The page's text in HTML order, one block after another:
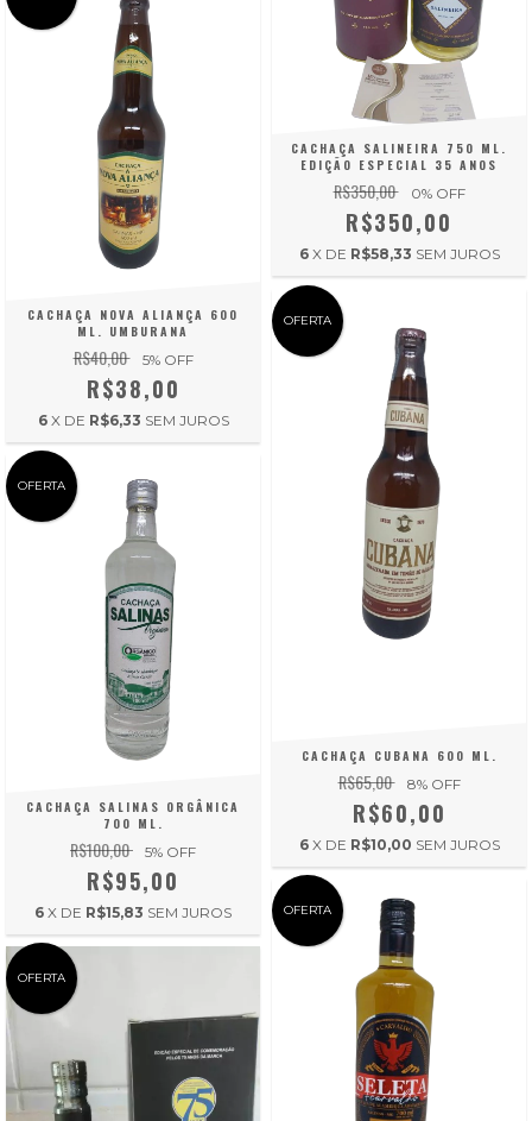
CACHAÇA NOVA ALIANÇA 600
ML. UMBURANA
R$40,00 5% OFF
R$38,00
6 X DE R$6,33 SEM JUROS
CACHAÇA SALINEIRA 750 ML.
EDIÇÃO ESPECIAL 35 ANOS
R$350,00 0% OFF
R$350,00
6 X DE R$58,33 SEM JUROS
OFERTA
CACHAÇA SALINAS ORGÂNICA
700 ML.
R$100,00 5% OFF
R$95,00
6 X DE R$15,83 SEM JUROS
OFERTA
CACHAÇA CUBANA 600 ML.
R$65,00 8% OFF
R$60,00
6 X DE R$10,00 SEM JUROS
OFERTA
OFERTA